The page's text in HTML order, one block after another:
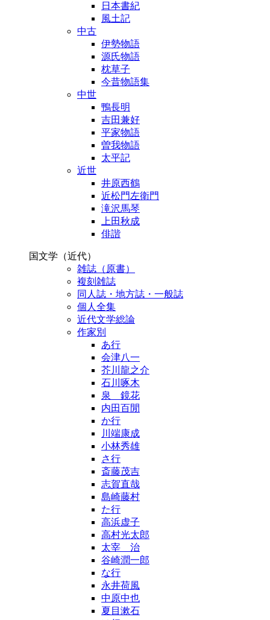
日本書紀
風土記
中古
伊勢物語
源氏物語
枕草子
今昔物語集
中世
鴨長明
吉田兼好
平家物語
曽我物語
太平記
近世
井原西鶴
近松門左衛門
滝沢馬琴
上田秋成
俳諧
国文学（近代）
雑誌（原書）
複刻雑誌
同人誌・地方誌・一般誌
個人全集
近代文学総論
作家別
あ行
会津八一
芥川龍之介
石川啄木
泉 鏡花
内田百閒
か行
川端康成
小林秀雄
さ行
斎藤茂吉
志賀直哉
島崎藤村
た行
高浜虚子
高村光太郎
太宰 治
谷崎潤一郎
な行
永井荷風
中原中也
夏目漱石